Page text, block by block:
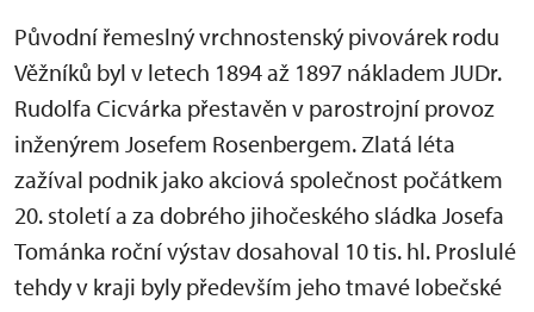
Původní řemeslný vrchnostenský pivovárek rodu
Věžníků byl v letech 1894 až 1897 nákladem JUDr.
Rudolfa Cicvárka přestavěn v parostrojní provoz
inženýrem Josefem Rosenbergem. Zlatá léta
zažíval podnik jako akciová společnost počátkem
20. století a za dobrého jihočeského sládka Josefa
Tománka roční výstav dosahoval 10 tis. hl. Proslulé
tehdy v kraji byly především jeho tmavé lobečské